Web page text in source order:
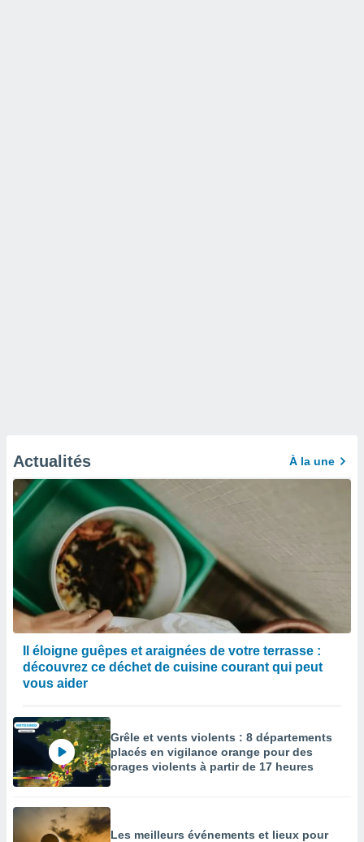
Actualités À la une
Il éloigne guêpes et araignées de votre terrasse :
découvrez ce déchet de cuisine courant qui peut
vous aider
Grêle et vents violents : 8 départements
placés en vigilance orange pour des
orages violents à partir de 17 heures
Les meilleurs événements et lieux pour